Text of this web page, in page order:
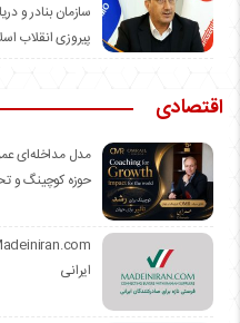
سازمان بنادر و
پیروزی انقلاب
اقتصادی
حوزه کوچینگ و
ایرانی